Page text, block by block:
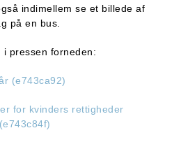
indimellem se et billede af
på en bus.
pressen forneden:
(e743ca92)
for kvinders rettigheder
(e743c84f)